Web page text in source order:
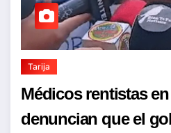
Tarija
Médicos rentistas
denuncian que el